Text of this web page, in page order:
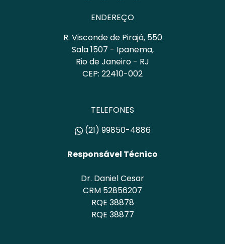
ENDEREÇO
R. Visconde de Pirajá, 550
Sala 1507 - Ipanema,
Rio de Janeiro - RJ
CEP: 22410-002
TELEFONES
(21) 99850-4886
Responsável Técnico
Dr. Daniel Cesar
CRM 52856207
RQE 38878
RQE 38877